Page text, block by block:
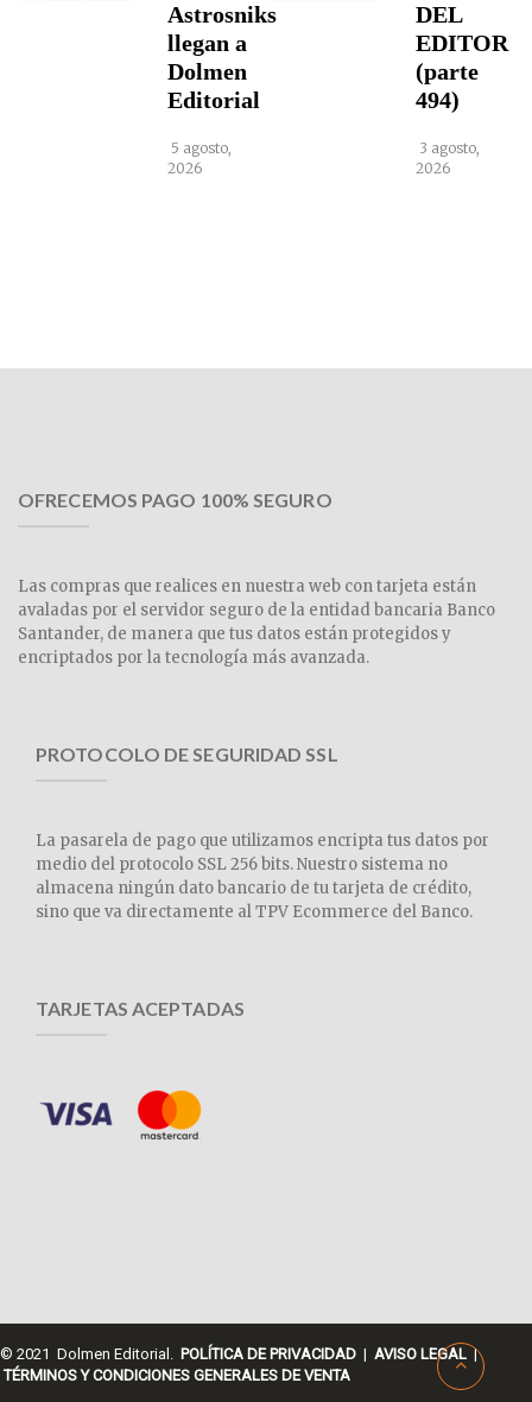
Astrosniks
llegan a
Dolmen
Editorial
5 agosto,
2026
DEL
EDITOR
(parte
494)
3 agosto,
2026
OFRECEMOS PAGO 100% SEGURO
Las compras que realices en nuestra web con tarjeta están
avaladas por el servidor seguro de la entidad bancaria Banco
Santander, de manera que tus datos están protegidos y
encriptados por la tecnología más avanzada.
PROTOCOLO DE SEGURIDAD SSL
La pasarela de pago que utilizamos encripta tus datos por
medio del protocolo SSL 256 bits. Nuestro sistema no
almacena ningún dato bancario de tu tarjeta de crédito,
sino que va directamente al TPV Ecommerce del Banco.
TARJETAS ACEPTADAS
© 2021 Dolmen Editorial. POLÍTICA DE PRIVACIDAD | AVISO LEGAL |
TÉRMINOS Y CONDICIONES GENERALES DE VENTA